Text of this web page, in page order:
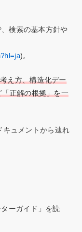
検索の基本方針や
)。
え方、構造化デー
正解の根拠」を一
キュメントから辿れ
ーガイド」を読